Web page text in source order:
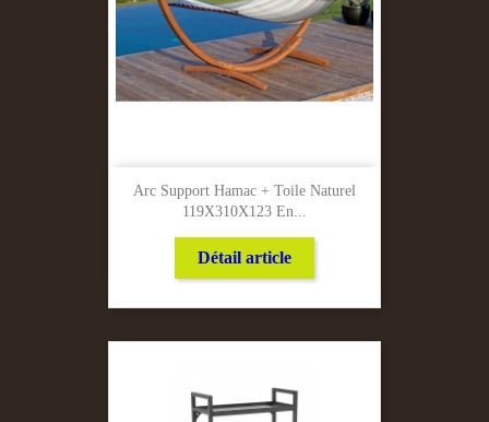
Arc Support Hamac + Toile Naturel
119X310X123 En...
Détail article